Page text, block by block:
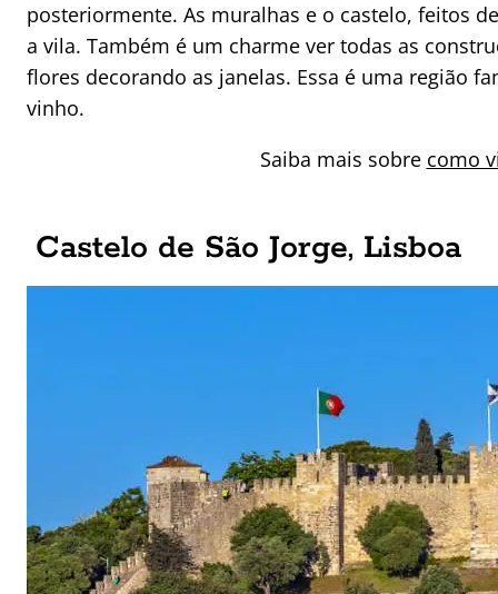
posteriormente. As muralhas e o castelo, feitos
a vila. Também é um charme ver todas as
flores decorando as janelas. Essa é uma região
vinho.
Saiba mais sobre como
Castelo de São Jorge, Lisboa